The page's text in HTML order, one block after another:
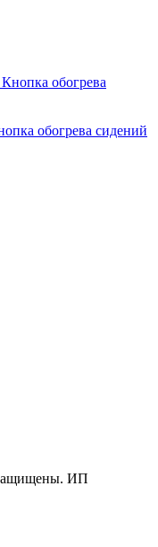
обогрева сидений
защищены. ИП